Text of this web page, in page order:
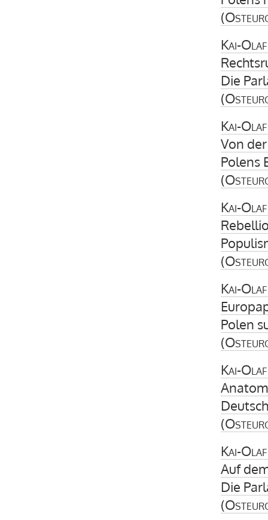
(
Kai-
Die
(
Kai-
Von
Polens
(
Kai-
(
Kai-
Polen
(
Kai-
(
Kai-
Auf
Die
(